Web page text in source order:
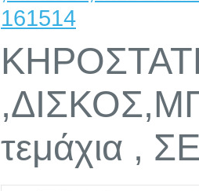
161514
τεμάχια ,